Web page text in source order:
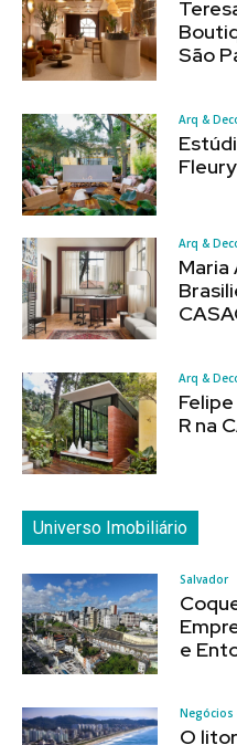
São
Arq &
Arq &
Maria
Arq &
R na
Universo Imobiliário
Salvador
e
Negócios
O